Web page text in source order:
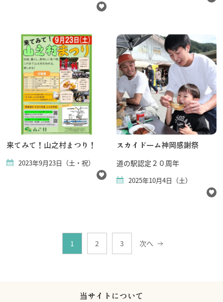
来てみて！山之村まつり！
2023年9月23日（土・祝）
スカイドーム神岡感謝祭
道の駅認定２０周年
2025年10月4日（土）
1 2 3 次へ
当サイトについて